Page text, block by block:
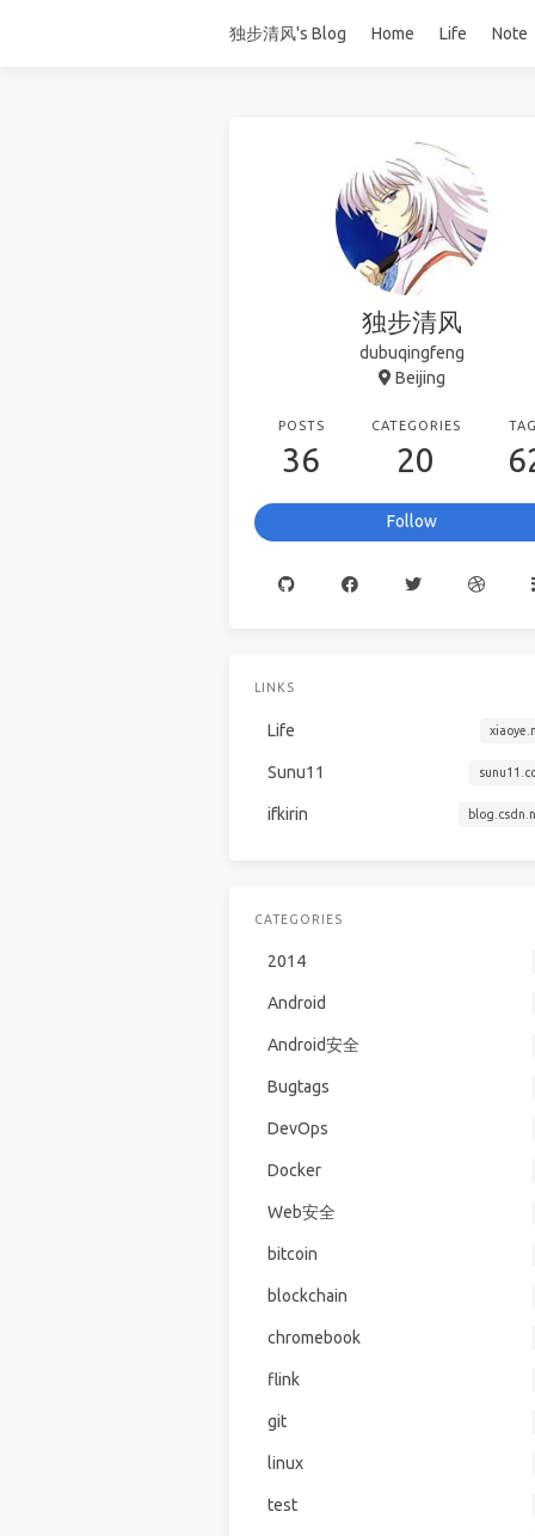
独步清风's Blog Home Life Note
独步清风
dubuqingfeng
Beijing
POSTS
36
CATEGORIES
20
Follow
LINKS
Life
Sunu11
ifkirin
CATEGORIES
2014
Android
Android安全
Bugtags
DevOps
Docker
Web安全
bitcoin
blockchain
chromebook
flink
git
linux
test